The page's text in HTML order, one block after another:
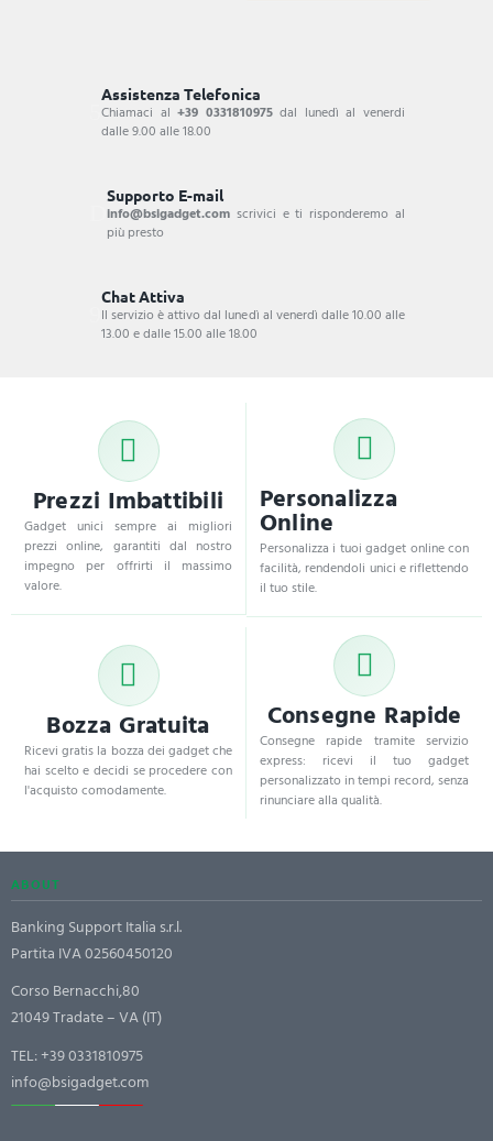
Assistenza Telefonica
Chiamaci al+39 0331810975dal lunedì al venerdi
dalle 9.00 alle 18.00
Supporto E-mail
info@bsigadget.com scrivici e ti risponderemo al
più presto
Chat Attiva
Il servizio è attivo dal lunedì al venerdì dalle 10.00 alle
13.00 e dalle 15.00 alle 18.00
Prezzi Imbattibili
Gadget unici sempre ai migliori
prezzi online, garantiti dal nostro
impegno per offrirti il massimo
valore.
Personalizza
Online
Personalizza i tuoi gadget online con
facilità, rendendoli unici e riflettendo
il tuo stile.
Bozza Gratuita
Ricevi gratis la bozza dei gadget che
hai scelto e decidi se procedere con
l'acquisto comodamente.
Consegne Rapide
Consegne rapide tramite servizio
express: ricevi il tuo gadget
personalizzato in tempi record, senza
rinunciare alla qualità.
ABOUT
Banking Support Italia s.r.l.
Partita IVA 02560450120
Corso Bernacchi,80
21049 Tradate – VA (IT)
TEL:+39 0331810975
info@bsigadget.com